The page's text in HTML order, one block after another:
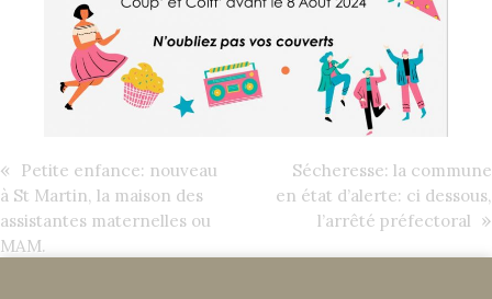
«
Petite enfance: nouveau
à St Martin, la maison des
assistantes maternelles ou
MAM.
Sécheresse: la commune
en état d’alerte: ci dessous,
l’arrêté préfectoral »